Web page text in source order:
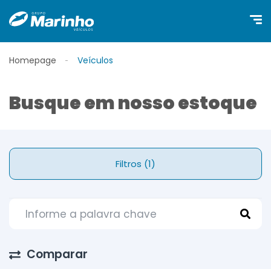
Homepage Veículos
Busque em nosso estoque
Filtros (1)
Comparar